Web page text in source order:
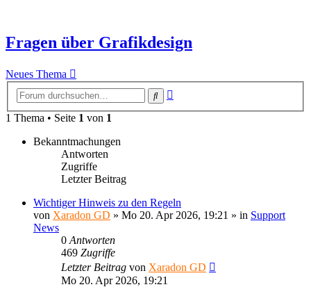
Fragen über Grafikdesign
Neues Thema
Suche
1 Thema • Seite 1 von 1
Bekanntmachungen
Antworten
Zugriffe
Letzter Beitrag
Wichtiger Hinweis zu den Regeln
von Xaradon GD » Mo 20. Apr 2026, 19:21 » in Support
News
0 Antworten
469 Zugriffe
Letzter Beitrag von Xaradon GD
Mo 20. Apr 2026, 19:21